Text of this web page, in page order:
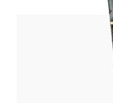
Modellbezeichnung